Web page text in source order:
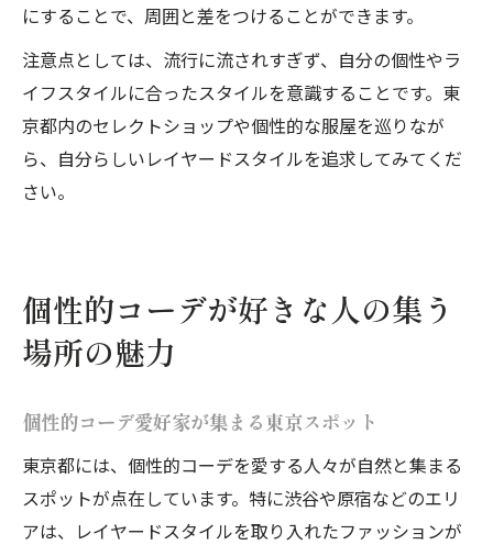
にすることで、周囲と差をつけることができます。
注意点としては、流行に流されすぎず、自分の個性やラ
イフスタイルに合ったスタイルを意識することです。東
京都内のセレクトショップや個性的な服屋を巡りなが
ら、自分らしいレイヤードスタイルを追求してみてくだ
さい。
個性的コーデが好きな人の集う
場所の魅力
個性的コーデ愛好家が集まる東京スポット
東京都には、個性的コーデを愛する人々が自然と集まる
スポットが点在しています。特に渋谷や原宿などのエリ
アは、レイヤードスタイルを取り入れたファッションが